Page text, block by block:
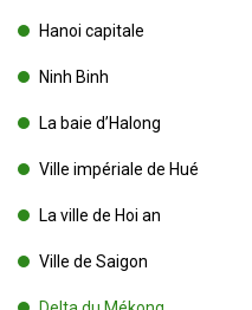
Hanoi capitale
Ninh Binh
La baie d’Halong
Ville impériale de Hué
La ville de Hoi an
Ville de Saigon